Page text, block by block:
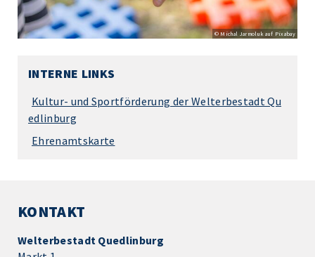
© Michal Jarmoluk auf Pixabay
INTERNE LINKS
Kultur- und Sportförderung der Welterbestadt Qu
edlinburg
Ehrenamtskarte
KONTAKT
Welterbestadt Quedlinburg